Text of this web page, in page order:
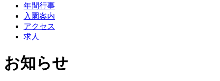
年間行事
入園案内
アクセス
求人
お知らせ